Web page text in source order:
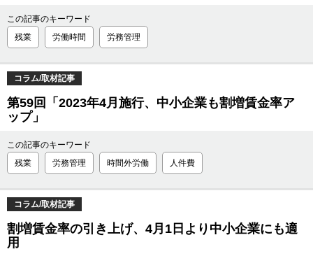
この記事のキーワード
残業
労働時間 労務管理
コラム/取材記事
第59回「2023年4月施行、中小企業も割増賃金率ア
ップ」
この記事のキーワード
残業
労務管理 時間外労働 人件費
コラム/取材記事
割増賃金率の引き上げ、4月1日より中小企業にも適
用